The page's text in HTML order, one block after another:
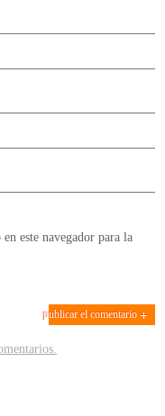
este navegador para la